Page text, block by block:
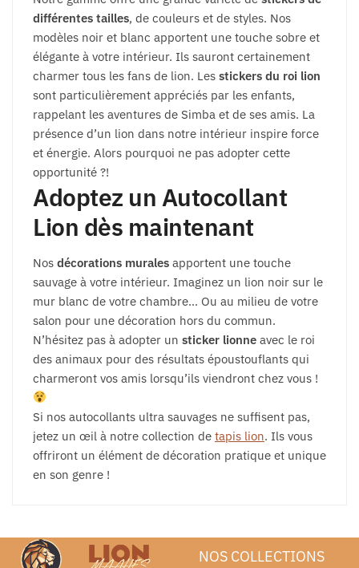
différentes tailles, de couleurs et de styles. Nos
modèles noir et blanc apportent une touche sobre et
élégante à votre intérieur. Ils sauront certainement
charmer tous les fans de lion. Les stickers du roi lion
sont particulièrement appréciés par les enfants,
rappelant les aventures de Simba et de ses amis. La
présence d’un lion dans notre intérieur inspire force
et énergie. Alors pourquoi ne pas adopter cette
opportunité ?!
Adoptez un Autocollant
Lion dès maintenant
Nos décorations murales apportent une touche
sauvage à votre intérieur. Imaginez un lion noir sur le
mur blanc de votre chambre… Ou au milieu de votre
salon pour une décoration hors du commun.
N’hésitez pas à adopter un sticker lionne avec le roi
des animaux pour des résultats époustouflants qui
charmeront vos amis lorsqu’ils viendront chez vous !
Si nos autocollants ultra sauvages ne suffisent pas,
jetez un œil à notre collection de tapis lion. Ils vous
offriront un élément de décoration pratique et unique
en son genre !
NOS COLLECTIONS